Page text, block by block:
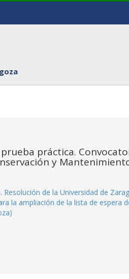
práctica.
y
de la Universidad de
la ampliación de la lista de espera